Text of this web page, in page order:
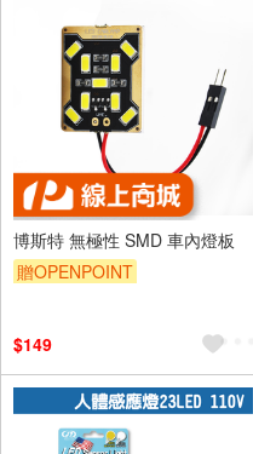
博斯特 無極性 SMD 車內燈板
贈OPENPOINT
$149